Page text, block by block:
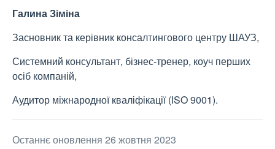
Галина Зіміна
Засновник та керівник консалтингового центру ШАУЗ,
Системний консультант, бізнес-тренер, коуч перших
осіб компаній,
Аудитор міжнародної кваліфікації (ІSO 9001).
Останнє оновлення 26 жовтня 2023